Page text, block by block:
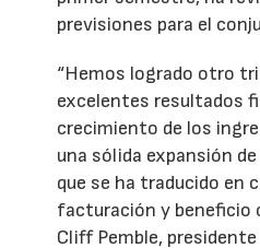
Garmin cerró el
de dólares, un 11% más
periodo del año
también mejoró un
acción ajustado y,
primer semestre, ha
previsiones para el